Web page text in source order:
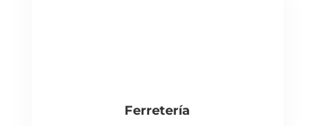
Ferretería